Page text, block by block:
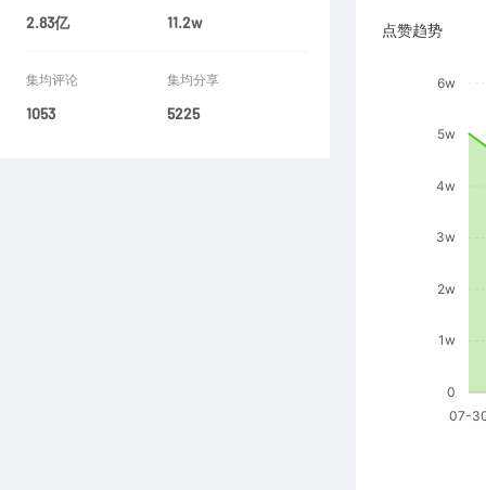
2.83亿 11.2w
集均评论
1053
集均分享
5225
点赞趋势